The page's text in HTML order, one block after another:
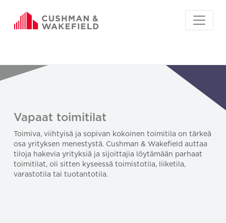
Vapaat toimitilat
Toimiva, viihtyisä ja sopivan kokoinen toimitila on tärkeä
osa yrityksen menestystä. Cushman & Wakefield auttaa
tiloja hakevia yrityksiä ja sijoittajia löytämään parhaat
toimitilat, oli sitten kyseessä toimistotila, liiketila,
varastotila tai tuotantotila.